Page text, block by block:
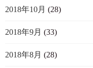
2018年10月 (28)
2018年9月 (33)
2018年8月 (28)